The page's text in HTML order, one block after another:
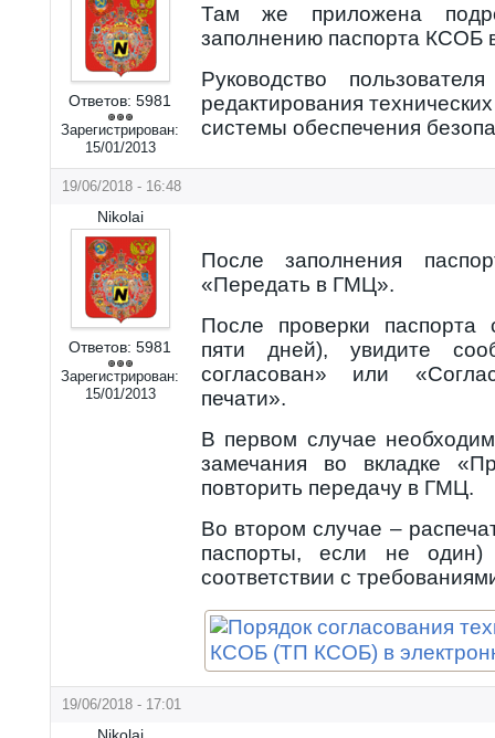
Ответов: 5981
Зарегистрирован:
15/01/2013
Там же приложена
заполнению паспорта КСОБ
Руководство
редактирования
системы обеспечения
19/06/2018 - 16:48
Nikolai
Ответов: 5981
Зарегистрирован:
15/01/2013
После заполнения
«Передать в ГМЦ».
После проверки
пяти дней), увидите
согласован» или
печати».
В первом случае
замечания во вкладке
повторить передачу в ГМЦ.
Во втором случае –
паспорты, если не
соответствии с
19/06/2018 - 17:01
Nikolai